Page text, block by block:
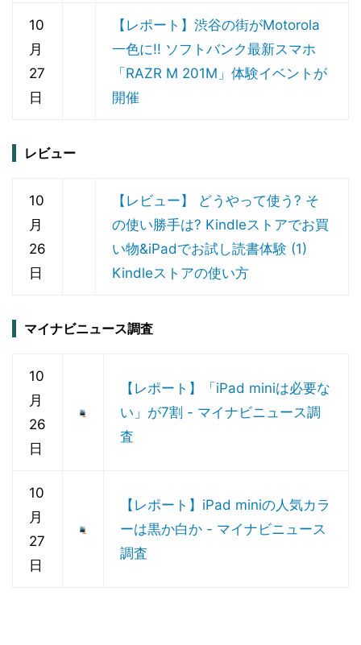
10
月
27
日
【レポート】渋谷の街がMotorola
一色に!! ソフトバンク最新スマホ
「RAZR M 201M」体験イベントが
開催
レビュー
10
月
26
日
【レビュー】 どうやって使う? そ
の使い勝手は? Kindleストアでお買
い物&iPadでお試し読書体験 (1)
Kindleストアの使い方
マイナビニュース調査
10
月
26
日
【レポート】「iPad miniは必要な
い」が7割 - マイナビニュース調
査
10
月
27
日
【レポート】iPad miniの人気カラ
ーは黒か白か - マイナビニュース
調査